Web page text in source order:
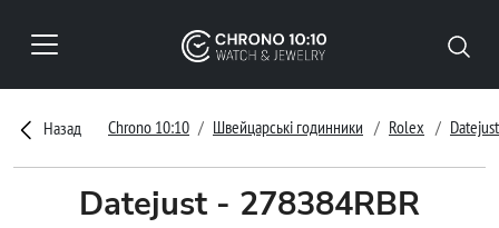
Назад Chrono 10:10 Швейцарські годинники Rolex Datejust
Datejust - 278384RBR